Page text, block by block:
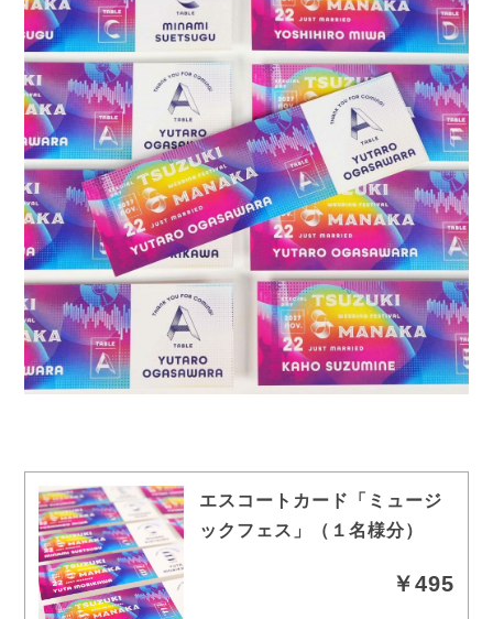
エスコートカード「ミュージ
ックフェス」（１名様分）
￥495